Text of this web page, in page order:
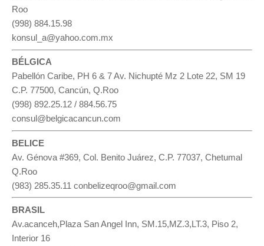
Roo
(998) 884.15.98
konsul_a@yahoo.com.mx
BÉLGICA
Pabellón Caribe, PH 6 & 7 Av. Nichupté Mz 2 Lote 22, SM 19
C.P. 77500, Cancún, Q.Roo
(998) 892.25.12 / 884.56.75
consul@belgicacancun.com
BELICE
Av. Génova #369, Col. Benito Juárez, C.P. 77037, Chetumal
Q.Roo
(983) 285.35.11 conbelizeqroo@gmail.com
BRASIL
Av.acanceh,Plaza San Angel Inn, SM.15,MZ.3,LT.3, Piso 2,
Interior 16